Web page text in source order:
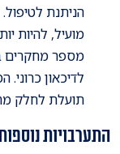
הניתנת
מועיל, להיות
מספר מחקרים
לדיכאון
תועלת לחלק
התערבויות